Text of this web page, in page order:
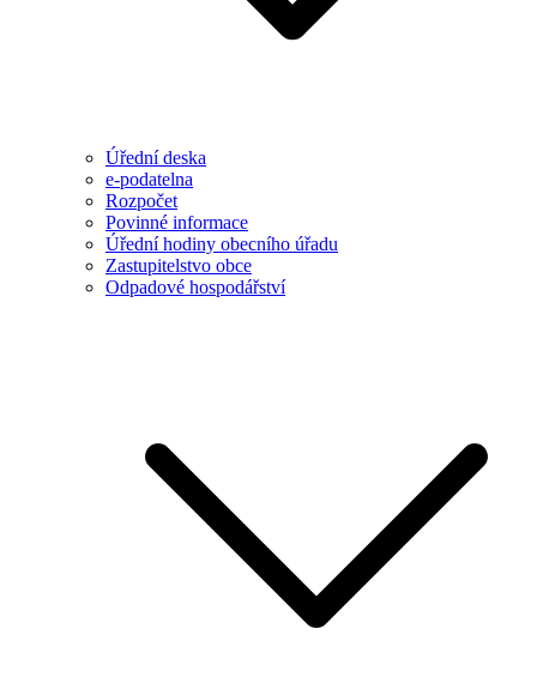
Úřední deska
e-podatelna
Rozpočet
Povinné informace
Úřední hodiny obecního úřadu
Zastupitelstvo obce
Odpadové hospodářství